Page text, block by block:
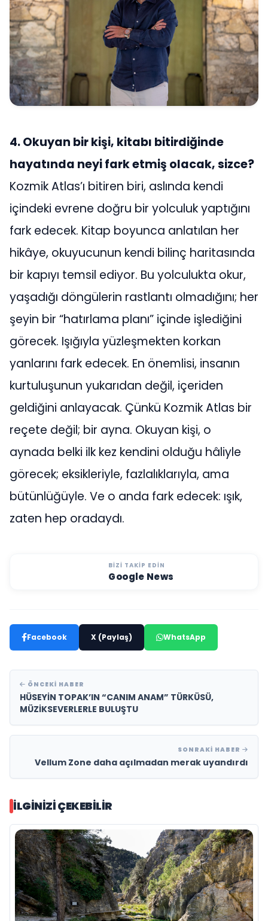
4. Okuyan bir kişi, kitabı bitirdiğinde
hayatında neyi fark etmiş olacak, sizce?
Kozmik Atlas’ı bitiren biri, aslında kendi
içindeki evrene doğru bir yolculuk yaptığını
fark edecek. Kitap boyunca anlatılan her
hikâye, okuyucunun kendi bilinç haritasında
bir kapıyı temsil ediyor. Bu yolculukta okur,
yaşadığı döngülerin rastlantı olmadığını; her
şeyin bir “hatırlama planı” içinde işlediğini
görecek. Işığıyla yüzleşmekten korkan
yanlarını fark edecek. En önemlisi, insanın
kurtuluşunun yukarıdan değil, içeriden
geldiğini anlayacak. Çünkü Kozmik Atlas bir
reçete değil; bir ayna. Okuyan kişi, o
aynada belki ilk kez kendini olduğu hâliyle
görecek; eksikleriyle, fazlalıklarıyla, ama
bütünlüğüyle. Ve o anda fark edecek: ışık,
zaten hep oradaydı.
BIZI TAKIP EDIN
Google News
Facebook X (Paylaş) WhatsApp
ÖNCEKI HABER
HÜSEYİN TOPAK’IN “CANIM ANAM” TÜRKÜSÜ,
MÜZİKSEVERLERLE BULUŞTU
SONRAKI HABER
Vellum Zone daha açılmadan merak uyandırdı
İLGINIZI ÇEKEBILIR